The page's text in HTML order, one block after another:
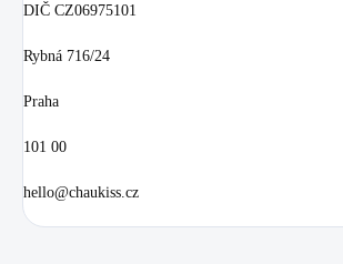
DIČ CZ06975101
Rybná 716/24
Praha
101 00
hello@chaukiss.cz